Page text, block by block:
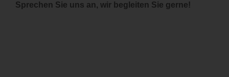
Sprechen Sie uns an, wir begleiten Sie gerne!